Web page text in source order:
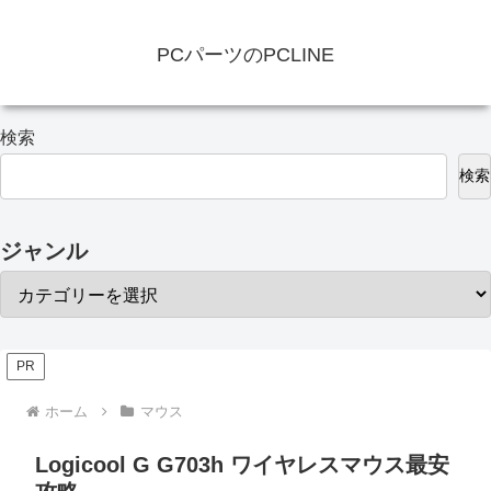
PCパーツのPCLINE
検索
検索
ジャンル
PR
ホーム マウス
Logicool G G703h ワイヤレスマウス最安